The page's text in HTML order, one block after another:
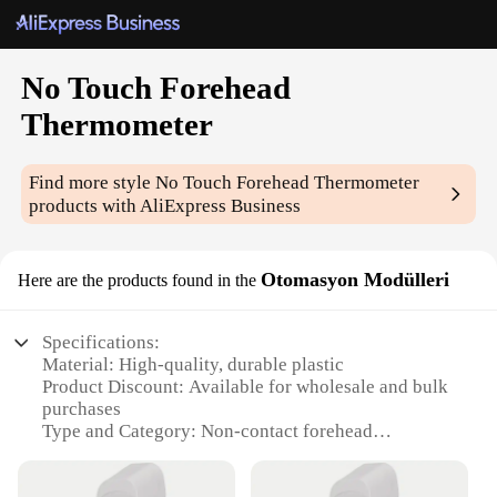
No Touch Forehead
Thermometer
Find more styleNo Touch Forehead Thermometer
products with AliExpress Business
Here are the products found in the Otomasyon Modülleri
Specifications:
Material: High-quality, durable plastic
Product Discount: Available for wholesale and bulk
purchases
Type and Category: Non-contact forehead
Design and Style: Sleek, ergonomic design with